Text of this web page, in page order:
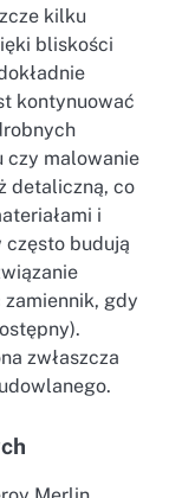
kilku
bliskości
kontynuować
czy malowanie
detaliczną, co
i
często budują
gdy
zwłaszcza